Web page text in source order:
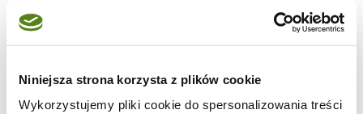
Niniejsza strona korzysta z plików cookie
Wykorzystujemy pliki cookie do spersonalizowania treści